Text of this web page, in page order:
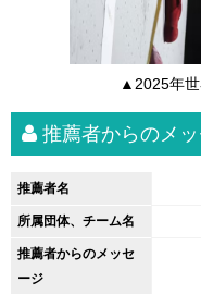
▲2025年
推薦者からのメ
推薦者名
所属団体、チーム名
推薦者からのメッセ
ージ